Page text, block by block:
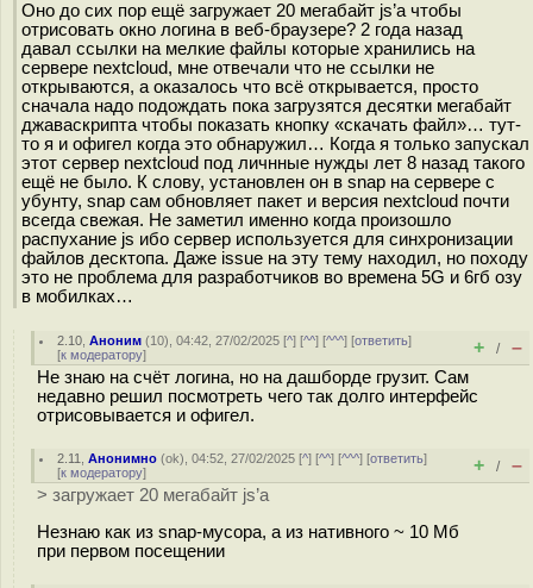
Оно до сих пор ещё загружает 20 мегабайт js’а чтобы
отрисовать окно логина в веб-браузере? 2 года назад
давал ссылки на мелкие файлы которые хранились на
сервере nextcloud, мне отвечали что не ссылки не
открываются, а оказалось что всё открывается, просто
сначала надо подождать пока загрузятся десятки мегабайт
джаваскрипта чтобы показать кнопку «скачать файл»… тут-
то я и офигел когда это обнаружил… Когда я только запускал
этот сервер nextcloud под личнные нужды лет 8 назад такого
ещё не было. К слову, установлен он в snap на сервере с
убунту, snap сам обновляет пакет и версия nextcloud почти
всегда свежая. Не заметил именно когда произошло
распухание js ибо сервер используется для синхронизации
файлов десктопа. Даже issue на эту тему находил, но походу
это не проблема для разработчиков во времена 5G и 6гб озу
в мобилках…
2.10 ,Аноним (10), 04:42, 27/02/2025 [^] [^^] [^^^] [ответить]
[к модератору] + / –
Не знаю на счёт логина, но на дашборде грузит. Сам
недавно решил посмотреть чего так долго интерфейс
отрисовывается и офигел.
2.11 ,Анонимно (ok), 04:52, 27/02/2025 [^] [^^] [^^^] [ответить]
[к модератору] + / –
> загружает 20 мегабайт js’а
Незнаю как из snap-мусора, а из нативного ~ 10 Мб
при первом посещении